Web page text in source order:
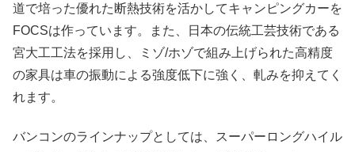
道で培った優れた断熱技術を活かしてキャンピングカーを
FOCSは作っています。また、日本の伝統工芸技術である
宮大工工法を採用し、ミゾ/ホゾで組み上げられた高精度
の家具は車の振動による強度低下に強く、軋みを抑えてく
れます。
バンコンのラインナップとしては、スーパーロングハイル